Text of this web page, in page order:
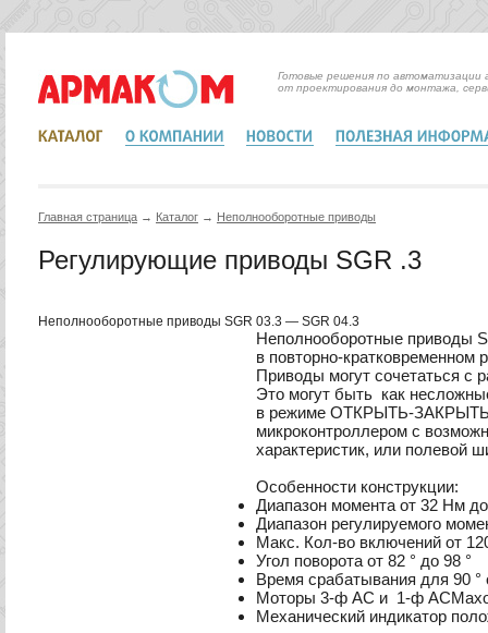
Готовые решения по автоматизации
от проектирования до монтажа,
Главная страница → Каталог → Неполнооборотные приводы
Регулирующие приводы SGR .3
Неполнооборотные приводы SGR 03.3 — SGR 04.3
Неполнооборотные приводы
в повторно-
Приводы могут сочетаться с
Это могут быть как
в режиме ОТКРЫТЬ-ЗАКРЫТЬ,
микроконтроллером с
характеристик, или полевой
Особенности конструкции:
Диапазон момента от 32 Нм
Диапазон регулируемого
Макс. Кол-во включений от
Угол поворота от 82 ° до 98 °
Время срабатывания для 90 °
Моторы 3-ф AC и 1-ф
Механический индикатор